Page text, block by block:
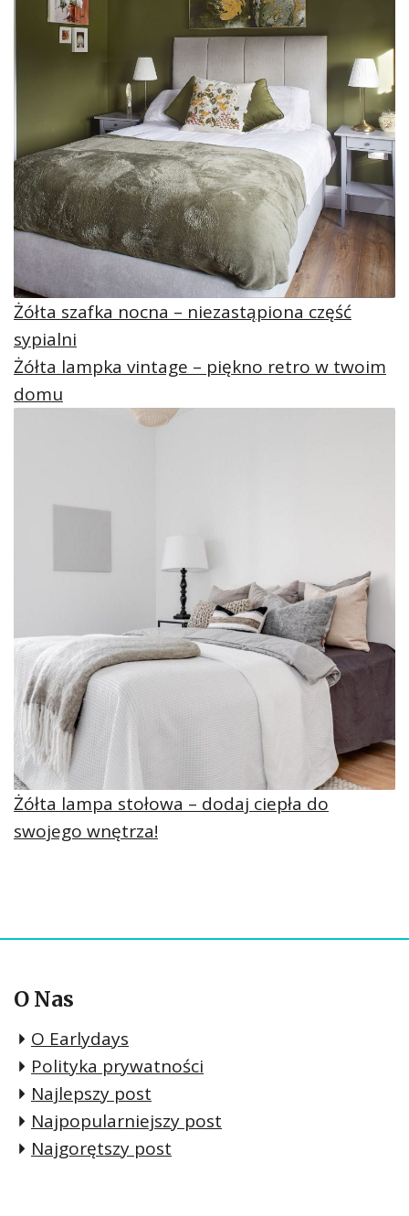
Żółta szafka nocna – niezastąpiona część
sypialni
Żółta lampka vintage – piękno retro w twoim
domu
Żółta lampa stołowa – dodaj ciepła do
swojego wnętrza!
O Nas
O Earlydays
Polityka prywatności
Najlepszy post
Najpopularniejszy post
Najgorętszy post